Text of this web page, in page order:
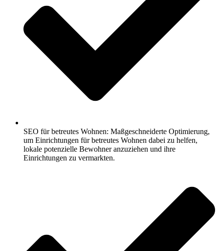
SEO für betreutes Wohnen: Maßgeschneiderte Optimierung,
um Einrichtungen für betreutes Wohnen dabei zu helfen,
lokale potenzielle Bewohner anzuziehen und ihre
Einrichtungen zu vermarkten.